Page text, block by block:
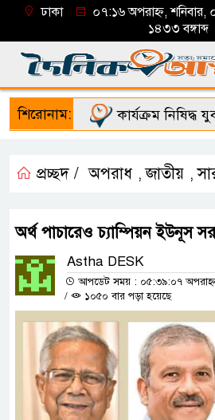
ঢাকা
০৭:১৬ অপরাহ্ন,
১৪৩৩ বঙ্গাব্দ
শিরোনাম: কার্যক্রম নিষিদ্ধ
প্রচ্ছদ / অপরাধ ,জাতীয় ,
অর্থ পাচারেও চ্যাম্পিয়ন ইউনূস
Astha DESK
আপডেট সময় : ০৫:৩৯:০৭
/
১০৫০ বার পড়া হয়েছে